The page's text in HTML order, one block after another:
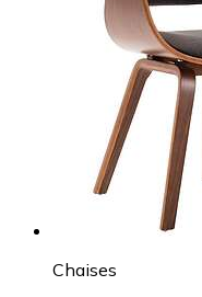
Chaises